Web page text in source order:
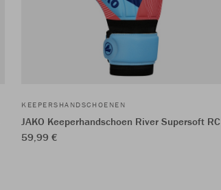
KEEPERSHANDSCHOENEN
JAKO Keeperhandschoen River Supersoft RC
59,99 €